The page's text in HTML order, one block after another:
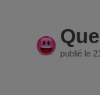
publié le